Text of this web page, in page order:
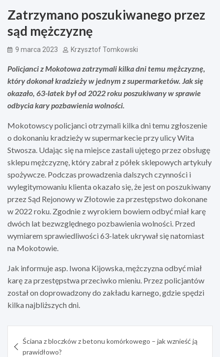
Zatrzymano poszukiwanego przez
sąd mężczyznę
9 marca 2023 Krzysztof Tomkowski
Policjanci z Mokotowa zatrzymali kilka dni temu mężczyznę,
który dokonał kradzieży w jednym z supermarketów. Jak się
okazało, 63-latek był od 2022 roku poszukiwany w sprawie
odbycia kary pozbawienia wolności.
Mokotowscy policjanci otrzymali kilka dni temu zgłoszenie
o dokonaniu kradzieży w supermarkecie przy ulicy Wita
Stwosza. Udając się na miejsce zastali ujętego przez obsługę
sklepu mężczyznę, który zabrał z półek sklepowych artykuły
spożywcze. Podczas prowadzenia dalszych czynności i
wylegitymowaniu klienta okazało się, że jest on poszukiwany
przez Sąd Rejonowy w Złotowie za przestępstwo dokonane
w 2022 roku. Zgodnie z wyrokiem bowiem odbyć miał karę
dwóch lat bezwzględnego pozbawienia wolności. Przed
wymiarem sprawiedliwości 63-latek ukrywał się natomiast
na Mokotowie.
Jak informuje asp. Iwona Kijowska, mężczyzna odbyć miał
karę za przestępstwa przeciwko mieniu. Przez policjantów
został on doprowadzony do zakładu karnego, gdzie spędzi
kilka najbliższych dni.
wpisu
Ściana z bloczków z betonu komórkowego – jak wznieść ją
prawidłowo?